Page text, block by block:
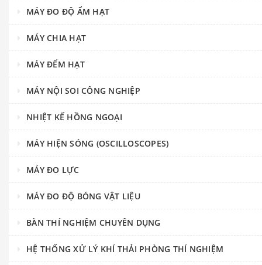
MÁY ĐO ĐỘ ẨM HẠT
MÁY CHIA HẠT
MÁY ĐẾM HẠT
MÁY NỘI SOI CÔNG NGHIỆP
NHIỆT KẾ HỒNG NGOẠI
MÁY HIỆN SÓNG (OSCILLOSCOPES)
MÁY ĐO LỰC
MÁY ĐO ĐỘ BÓNG VẬT LIỆU
BÀN THÍ NGHIỆM CHUYÊN DỤNG
HỆ THỐNG XỬ LÝ KHÍ THẢI PHÒNG THÍ NGHIỆM